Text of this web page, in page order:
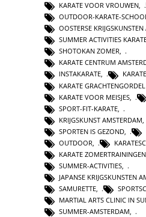
KARATE VOOR VROUWEN,
OUTDOOR-KARATE-
OOSTERSE
SUMMER ACTIVITIES
SHOTOKAN ZOMER,
KARATE CENTRUM
INSTAKARATE,
KARATE
KARATE VOOR MEISJES
SPORT-FIT-KARATE
KRIJGSKUNST AMSTERDAM
SPORTEN IS GEZOND
OUTDOOR
KARATE ZOMERTRAININGEN
SUMMER-ACTIVITIES
JAPANSE KRIJGSKUNSTEN
SAMURETTE,
MARTIAL ARTS CLINIC IN
SUMMER-AMSTERDAM,